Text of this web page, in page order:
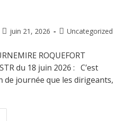
juin 21, 2026 Uncategorized
ROQUEFORT
du 18 juin 2026 : C’est
de journée que les dirigeants,